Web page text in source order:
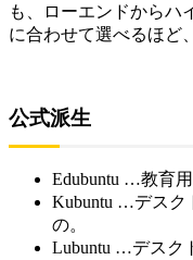
も、ローエンドからハ
に合わせて選べるほど
公式派生
Edubuntu …教育
Kubuntu …デスク
の。
Lubuntu …デスク